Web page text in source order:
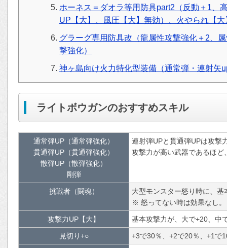
ホーネス＝ダオラ等用防具part2（反動＋1、
UP【大】、風圧【大】無効）、火やられ【
グラーグ専用防具改（龍属性攻撃強化＋2、
撃強化）
神ヶ島向け火力特化型装備（通常弾・連射矢
ライトボウガンのおすすめスキル
通常弾UP（通常弾強化）
貫通弾UP（貫通弾強化）
散弾UP（散弾強化）
剛弾
連射弾UPと貫通弾UPは攻撃
攻撃力が高い武器であるほ
挑戦者（闘魂）
大型モンスター怒り時に、
※ 怒ってない時は効果なし。
攻撃力UP【大】 基本攻撃力が、大で+20、中
見切り+○ +3で30％、+2で20％、+1で